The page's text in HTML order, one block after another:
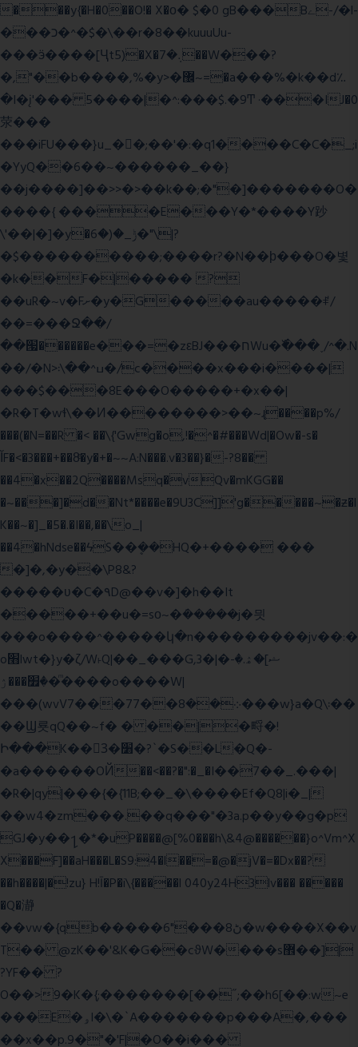
���y{�H�0��O!� X�о� $�0 gB���Bے-/�l-
���כ�^�$�\��r�8��kuuuUu-
���ӭ����[Ҷt5)�X�܉�7��W���?
�,"��b����,%�y>�޼~=�a���%�k��d؉
�I�į'��� 5����|�^:���$.�9Ͳ ·���IJ�0
荥���
���iFU���}u_��;��'�:�q1����C�C�_;i
�YyQ��6��~������_��}
��j����]��>>�>��k��;�"�]�������O�
����{ ����E���Y�*����Y䟞
\'��|�]�y�ݱ_�(�6�"\|?
�$����������;����r?�N��ϸ���O�볓
�k��F�|����� ?
��uR�~v�Fށ�y�G�����au�����ꑷ/
��=���Ջ��/
��՗������e���=�zεBJ���חWu�߰���˯/^�.N
��/�N>ߎ^��\܃�/c����x���i����|
���$���ܿ8E���O�����+�x��|
�R�T�wɬ\� �И��������>��~ɻ����p%/
���(�N=��R �< ��\{'Gwg�o,!�^�#���Wd|�Ow�-s�
ĬF�<�3���+��8ͣ�y�+�~~A:N���.v�3��}�-?8��
��4�x��2Q����Msq�vQv�mKGG��
�~���]�d��Nt*����e�9U3C]]'g�����~�ƶ�l
K��~�]_�5�.�I��,��\o_|
��4�hNdse��ϟS��ܷ��HQ�+���� ���
�]�,�y��\P8&?
�����ʋ�C�۹D@��v�]�h��It
�����+��u�=sο~�ܿ�����j�믯
���o����^�����կ�n���������jv��:�
o׫lwt�}y�ζ/W˫Q|��_���G,3�|�ޝ]�ۿ.�-
�׿���ۯ�ͫ����o����W|
���(wvV܀��8��77���7���w}a�Q\܃��
��Ϣ룟qQ��~f� � ��|�㽟�!
Ի���K��3ٓ�׸�?`�S��L�Q�-
�a������OЙ��<��?�":�_�I��7��_.���|
�R�|qy|���{�{11B;��_�\����Ef�Q8|i�_|
��w4�zm���.��q���"�3a.p��y��g�p
GJ�y��႑�*�uP����@[%0���h\&4@������}o^Vm^X
X���F]��aH���L�S9:4�l��=�@�jV�=�Dx��?
��h����|�!zu} H!Ī�P�i\{�����l 040y24H3lv��� �����
�Q�瀞
��vw�{qb�����6"���8ڻ�w����X��v
T�� @zK��'&K�G��cϑW����s޾��]|
?YF�� ?
O��>9�K�{;�������[��˝;��h6[��:w~e
���E�ۅl�\�`A�������p���A�,���
��x��p.9�"�'F|�O��i���